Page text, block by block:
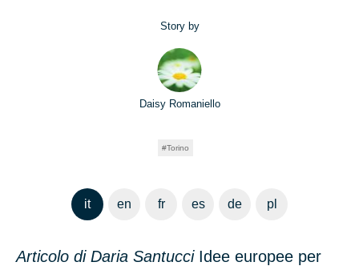
Story by
Daisy Romaniello
Torino
it en fr es de pl
Articolo di Daria Santucci Idee europee per